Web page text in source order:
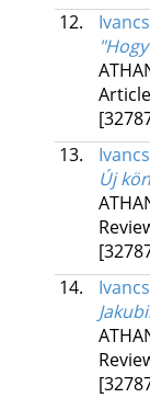
12.
13.
Új
14.